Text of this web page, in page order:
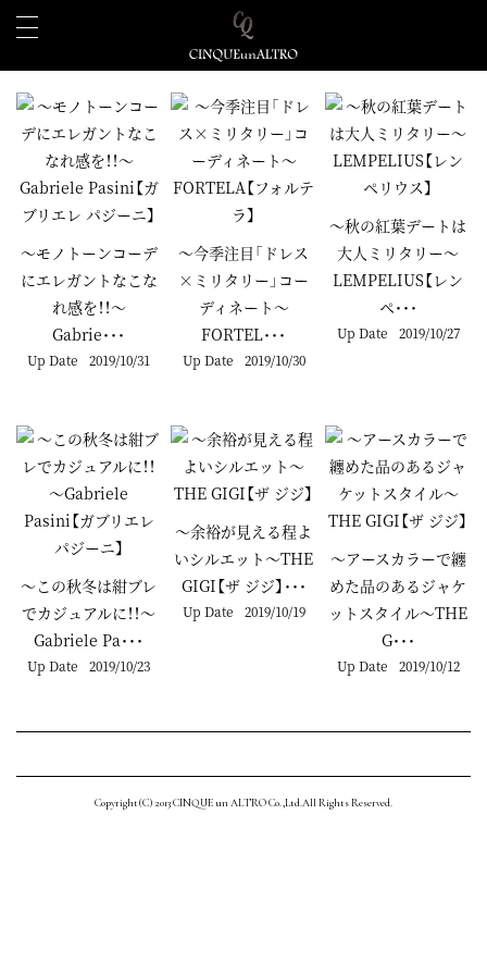
～モノトーンコーデ
にエレガントなこな
れ感を！！～
Gabrie･･･
Up Date 2019/10/31
～今季注目「ドレス
×ミリタリー」コー
ディネート～
FORTEL･･･
Up Date 2019/10/30
～秋の紅葉デートは
大人ミリタリー～
LEMPELIUS【レン
ペ･･･
Up Date 2019/10/27
～この秋冬は紺ブレ
でカジュアルに！！～
Gabriele Pa･･･
Up Date 2019/10/23
～余裕が見える程よ
いシルエット～THE
GIGI【ザ ジジ】･･･
Up Date 2019/10/19
～アースカラーで纏
めた品のあるジャケ
ットスタイル～THE
G･･･
Up Date 2019/10/12
Copyright(C) 2013 CINQUE un ALTRO Co.,Ltd.All Rights Reserved.